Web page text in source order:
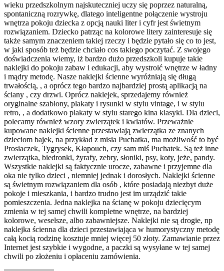
wieku przedszkolnym najskuteczniej uczy się poprzez naturalną,
spontaniczną rozrywkę, dlatego inteligentne połączenie wystroju
wnętrza pokoju dziecka z opcją nauki liter i cyfr jest świetnym
rozwiązaniem. Dziecko patrząc na kolorowe litery zainteresuje się
także samym znaczeniem takiej rzeczy i będzie pytało się co to jest,
w jaki sposób też będzie chciało cos takiego poczytać. Z swojego
doświadczenia wiemy, iż bardzo dużo przedszkoli kupuje takie
naklejki do pokoju zabaw i edukacji, aby wystroić wnętrze w ładny
i mądry metodę. Nasze naklejki ścienne wyróżniają się długą
trwałością, , a oprócz tego bardzo najbardziej prostą aplikacją na
ściany , czy drzwi. Oprócz naklejek, sprzedajemy również
oryginalne szablony, plakaty i rysunki w stylu vintage, i w stylu
retro, , a dodatkowo plakaty w stylu starego kina klasyki. Dla dzieci,
polecamy również wzory zwierzątek i kwiatów. Przeważnie
kupowane naklejki ścienne przestawiają zwierzątka ze znanych
dzieciom bajek, na przykład z misia Puchatka, ma możliwość to być
Prosiaczek, Tygrysek, Kłapouch, czy sam miś Puchatek. Są też inne
zwierzątka, biedronki, żyrafy, zebry, słoniki, psy, koty, jeże, pandy.
Wszystkie naklejki są faktycznie urocze, zabawne i przyjemne dla
oka nie tylko dzieci , niemniej jednak i dorosłych. Naklejki ścienne
są świetnym rozwiązaniem dla osób , które posiadają niezbyt duże
pokoje i mieszkania, i bardzo trudno jest im urządzić takie
pomieszczenia. Jedna naklejka na ścianę w pokoju dziecięcym
zmienia w tej samej chwili kompletne wnętrze, na bardziej
kolorowe, weselsze, albo zabawniejsze. Naklejki nie są drogie, np
naklejka ścienna dla dzieci przestawiająca w humorystyczny metodę
całą kocią rodzinę kosztuje mniej więcej 50 złoty. Zamawianie przez
Internet jest szybkie i wygodne, a paczki są wysyłane w tej samej
chwili po złożeniu i opłaceniu zamówienia.